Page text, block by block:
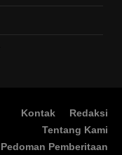
Kontak
Redaksi
Tentang Kami
Pedoman Pemberitaan